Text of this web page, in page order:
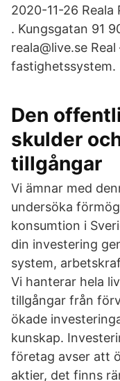
2020-11-26
. Kungsgatan 91
reala@live.se
fastighetssystem.
Den
skulder
tillgångar
Vi ämnar med
undersöka
konsumtion i
din investering
system,
Vi hanterar hela
tillgångar från
ökade
kunskap.
företag avser att
aktier, det finns